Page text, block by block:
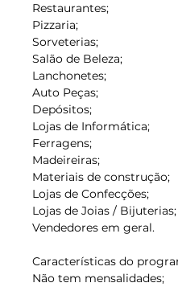
Restaurantes;
Pizzaria;
Sorveterias;
Salão de Beleza;
Lanchonetes;
Auto Peças;
Depósitos;
Lojas de Informática;
Ferragens;
Madeireiras;
Materiais de construção;
Lojas de Confecções;
Lojas de Joias / Bijuterias;
Vendedores em geral.
Características do
Não tem mensalidades;